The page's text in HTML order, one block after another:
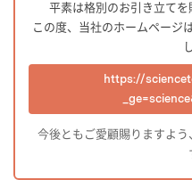
平素は格別のお引き立てを
この度、当社のホームページ
https://
今後ともご愛顧賜りますよ